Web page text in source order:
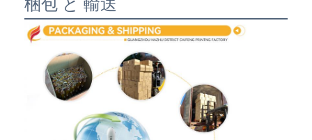
梱包 と 輸送